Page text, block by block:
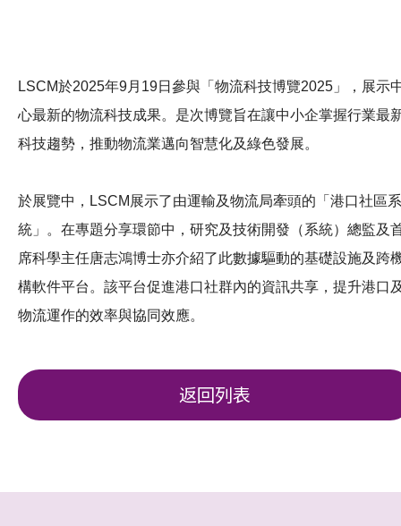
LSCM於2025年9月19日參與「物流科技博覽2025」，展示
心最新的物流科技成果。是次博覽旨在讓中小企掌握行業最
科技趨勢，推動物流業邁向智慧化及綠色發展。
於展覽中，LSCM展示了由運輸及物流局牽頭的「港口社區系
統」。在專題分享環節中，研究及技術開發（系統）總監及
席科學主任唐志鴻博士亦介紹了此數據驅動的基礎設施及跨
構軟件平台。該平台促進港口社群內的資訊共享，提升港口
物流運作的效率與協同效應。
返回列表